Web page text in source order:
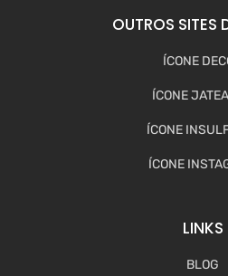
OUTROS SITES
ÍCONE
ÍCONE
ÍCONE
ÍCONE
LINKS
BLOG